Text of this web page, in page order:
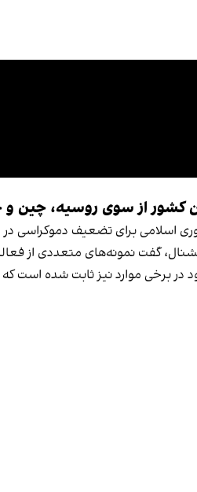
کشور از سوی روسیه، چین
اسلامی برای تضعیف دموکراسی
گفت نمونه‌های متعددی از
در برخی موارد نیز ثابت شده است